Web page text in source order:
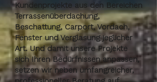
Kundenprojekte aus den Bereichen
Terrassenüberdachung,
Beschattung, Carport, Vordach,
Fenster und Verglasung jeglicher
Art. Und damit unsere Projekte
sich Ihren Bedürfnissen anpassen,
setzen wir neben umfangreicher,